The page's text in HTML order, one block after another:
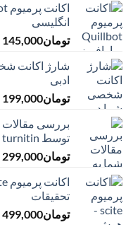
انگلیسی
تومان145,000
ادبی
تومان199,000
توسط turnitin - بررسی میزان هوش مصنوعی مقاله
تومان299,000
تحقیقات
تومان499,000